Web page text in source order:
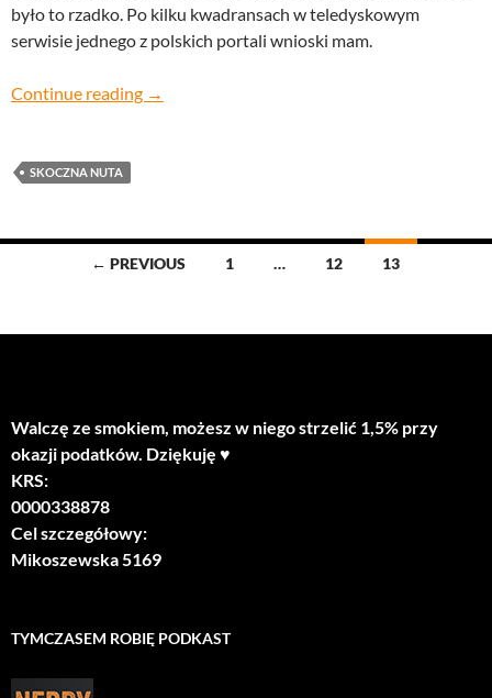
było to rzadko. Po kilku kwadransach w teledyskowym
serwisie jednego z polskich portali wnioski mam.
Continue reading nie graj tego jeszcze raz, sam
→
SKOCZNA NUTA
← PREVIOUS 1 … 12 13
Walczę ze smokiem, możesz w niego strzelić 1,5% przy
okazji podatków. Dziękuję ♥
KRS:
0000338878
Cel szczegółowy:
Mikoszewska 5169
TYMCZASEM ROBIĘ PODKAST